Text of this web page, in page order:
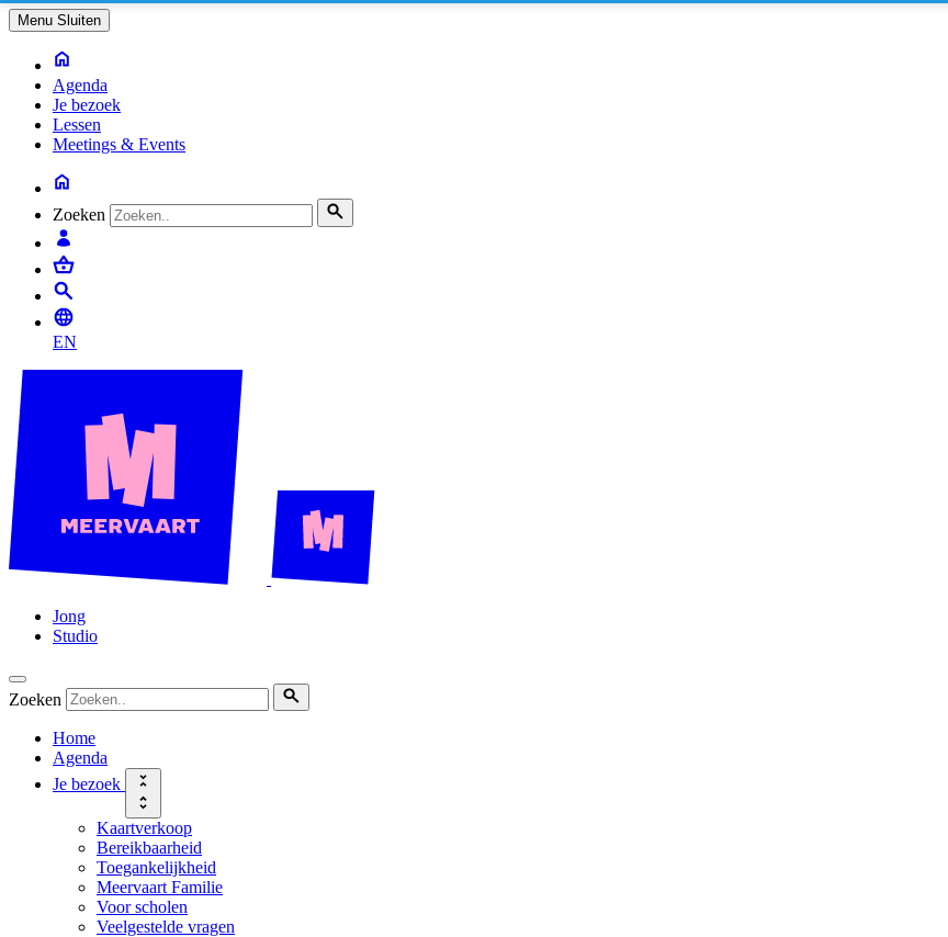
Menu Sluiten
Agenda
Je bezoek
Lessen
Meetings & Events
Zoeken
EN
Jong
Studio
Zoeken
Home
Agenda
Je bezoek
Kaartverkoop
Bereikbaarheid
Toegankelijkheid
Meervaart Familie
Voor scholen
Veelgestelde vragen